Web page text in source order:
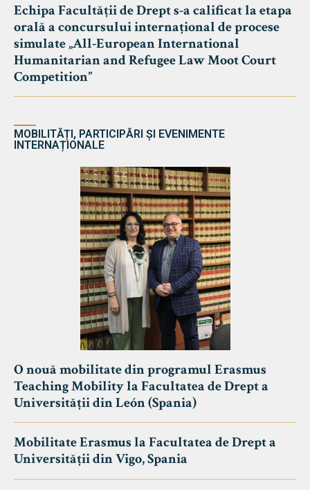
Echipa Facultății de Drept s-a calificat la etapa
orală a concursului internațional de procese
simulate „All-European International
Humanitarian and Refugee Law Moot Court
Competition”
MOBILITĂȚI, PARTICIPĂRI ȘI EVENIMENTE
INTERNAȚIONALE
O nouă mobilitate din programul Erasmus
Teaching Mobility la Facultatea de Drept a
Universității din León (Spania)
Mobilitate Erasmus la Facultatea de Drept a
Universității din Vigo, Spania